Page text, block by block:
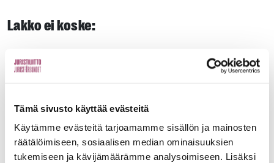
Tämä sivusto käyttää evästeitä
Käytämme evästeitä tarjoamamme sisällön ja mainosten
räätälöimiseen, sosiaalisen median ominaisuuksien
tukemiseen ja kävijämäärämme analysoimiseen. Lisäksi
Lakko ei koske:
Kuntayhtymien, koulutuskuntayhtymien tai
sairaanhoitopiirin palveluksessa olevia
SEURETES